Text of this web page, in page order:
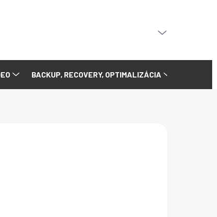
BACKUP, RECOVERY, OPTIMALIZÁCIA